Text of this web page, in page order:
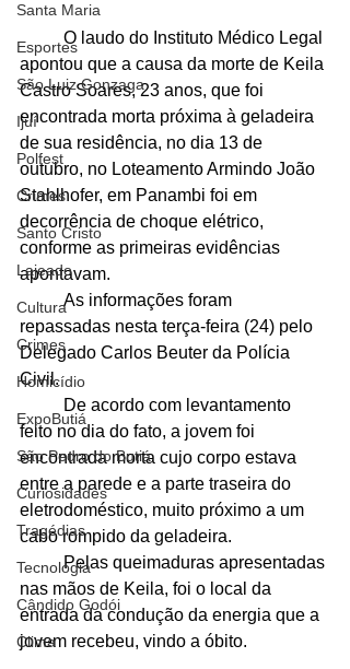
Santa Maria
Esportes
São Luiz Gonzaga
Ijuí
Polfest
Crimes
Santo Cristo
Lajeado
Cultura
Crimes
Homicídio
ExpoButiá
São Pedro do Butiá
Curiosidades
Tragédias
Tecnologia
Cândido Godói
Clima
	O laudo do Instituto Médico Legal
apontou que a causa da morte de Keila
Castro Soares, 23 anos, que foi
encontrada morta próxima à geladeira
de sua residência, no dia 13 de
outubro, no Loteamento Armindo João
Stahlhofer, em Panambi foi em
decorrência de choque elétrico,
conforme as primeiras evidências
apontavam.
	As informações foram
repassadas nesta terça-feira (24) pelo
Delegado Carlos Beuter da Polícia
Civil.
feito no dia do fato, a jovem foi
encontrada morta cujo corpo estava
entre a parede e a parte traseira do
eletrodoméstico, muito próximo a um
cabo rompido da geladeira.
	Pelas queimaduras apresentadas
nas mãos de Keila, foi o local da
entrada da condução da energia que a
jovem recebeu, vindo a óbito.